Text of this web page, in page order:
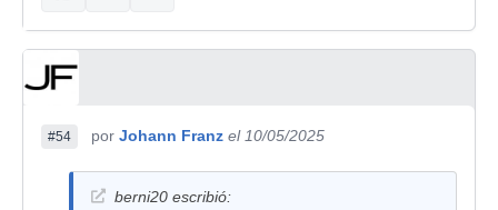
#54 por Johann Franz el 10/05/2025
berni20 escribió: